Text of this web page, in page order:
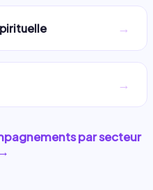
→
→
par secteur
→